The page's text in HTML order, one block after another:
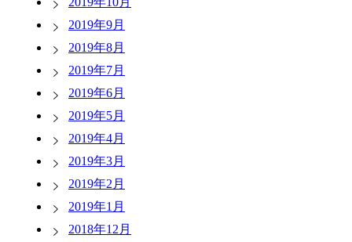
2019年9月
2019年8月
2019年7月
2019年6月
2019年5月
2019年4月
2019年3月
2019年2月
2019年1月
2018年12月